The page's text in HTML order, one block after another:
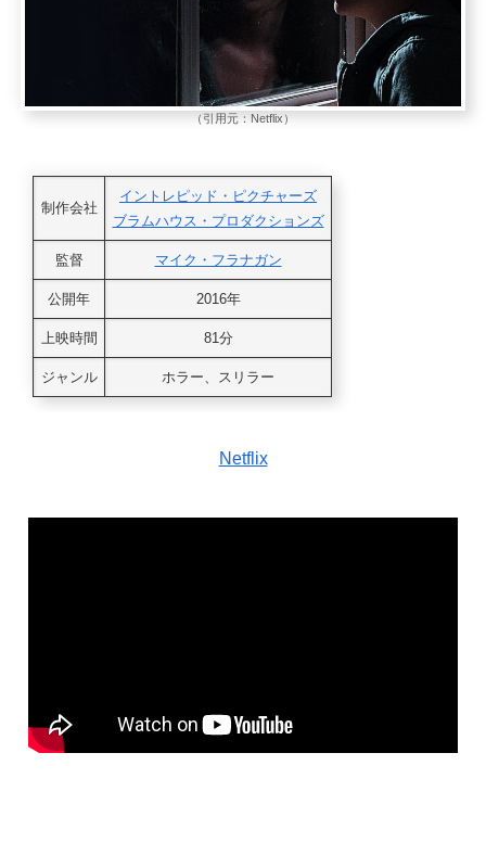
（引用元：Netflix）
制作会社
イントレピッド・ピクチャーズ
ブラムハウス・プロダクションズ
監督 マイク・フラナガン
公開年 2016年
上映時間 81分
ジャンル ホラー、スリラー
Netflix